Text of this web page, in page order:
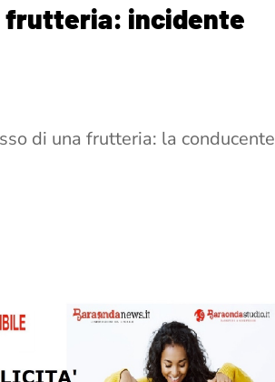
frutteria: incidente
di una frutteria: la conducente